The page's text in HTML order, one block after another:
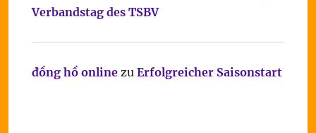
Verbandstag des TSBV
đồng hồ onlinezu Erfolgreicher Saisonstart